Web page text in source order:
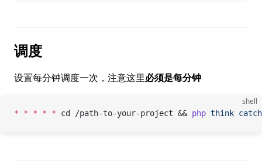
调度
设置每分钟调度一次，注意这里必须是每分钟
shell
* * * * * cd /path-to-your-project && php think